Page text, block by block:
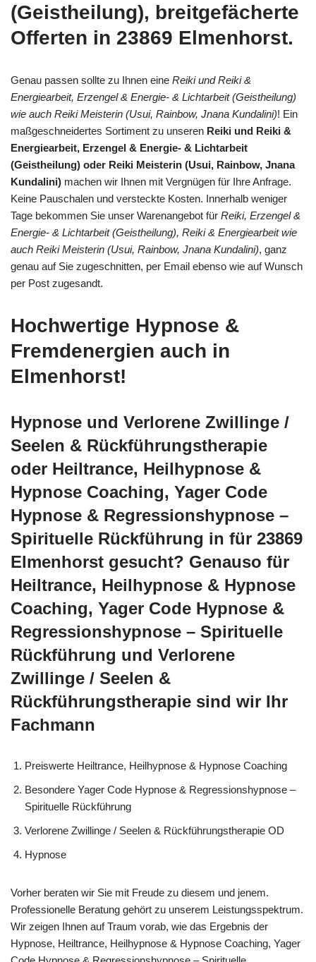
(Geistheilung), breitgefächerte
Offerten in 23869 Elmenhorst.
Genau passen sollte zu Ihnen eine Reiki und Reiki &
Energiearbeit, Erzengel & Energie- & Lichtarbeit (Geistheilung)
wie auch Reiki Meisterin (Usui, Rainbow, Jnana Kundalini)! Ein
maßgeschneidertes Sortiment zu unseren Reiki und Reiki &
Energiearbeit, Erzengel & Energie- & Lichtarbeit
(Geistheilung) oder Reiki Meisterin (Usui, Rainbow, Jnana
Kundalini) machen wir Ihnen mit Vergnügen für Ihre Anfrage.
Keine Pauschalen und versteckte Kosten. Innerhalb weniger
Tage bekommen Sie unser Warenangebot für Reiki, Erzengel &
Energie- & Lichtarbeit (Geistheilung), Reiki & Energiearbeit wie
auch Reiki Meisterin (Usui, Rainbow, Jnana Kundalini), ganz
genau auf Sie zugeschnitten, per Email ebenso wie auf Wunsch
per Post zugesandt.
Hochwertige Hypnose &
Fremdenergien auch in
Elmenhorst!
Hypnose und Verlorene Zwillinge /
Seelen & Rückführungstherapie
oder Heiltrance, Heilhypnose &
Hypnose Coaching, Yager Code
Hypnose & Regressionshypnose –
Spirituelle Rückführung in für 23869
Elmenhorst gesucht? Genauso für
Heiltrance, Heilhypnose & Hypnose
Coaching, Yager Code Hypnose &
Regressionshypnose – Spirituelle
Rückführung und Verlorene
Zwillinge / Seelen &
Rückführungstherapie sind wir Ihr
Fachmann
Preiswerte Heiltrance, Heilhypnose & Hypnose Coaching
Besondere Yager Code Hypnose & Regressionshypnose –
Spirituelle Rückführung
Verlorene Zwillinge / Seelen & Rückführungstherapie OD
Hypnose
Vorher beraten wir Sie mit Freude zu diesem und jenem.
Professionelle Beratung gehört zu unserem Leistungsspektrum.
Wir zeigen Ihnen auf Traum vorab, wie das Ergebnis der
Hypnose, Heiltrance, Heilhypnose & Hypnose Coaching, Yager